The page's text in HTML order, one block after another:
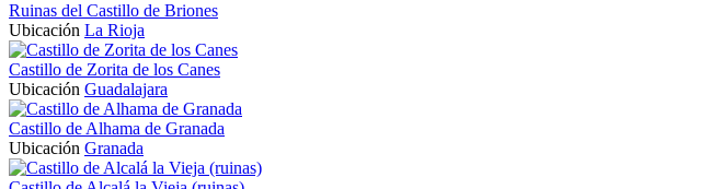
Ruinas del Castillo de Briones
Ubicación La Rioja
Castillo de Zorita de los Canes
Ubicación Guadalajara
Castillo de Alhama de Granada
Ubicación Granada